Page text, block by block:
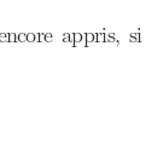
appris,